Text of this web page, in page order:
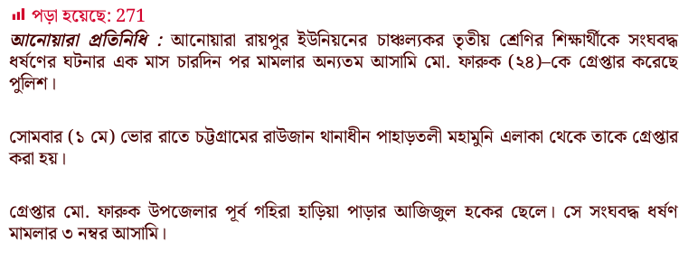
পড়া হয়েছে: 271
আনোয়ারা প্রতিনিধি :আনোয়ারা রায়পুর ইউনিয়নের চাঞ্চল্যকর তৃতীয় শ্রেণির শিক্ষার্থীকে সংঘবদ্ধ
ধর্ষণের ঘটনার এক মাস চারদিন পর মামলার অন্যতম আসামি মো. ফারুক (২৪)–কে গ্রেপ্তার করেছে
পুলিশ।
সোমবার (১ মে) ভোর রাতে চট্টগ্রামের রাউজান থানাধীন পাহাড়তলী মহামুনি এলাকা থেকে তাকে গ্রেপ্তার
করা হয়।
গ্রেপ্তার মো. ফারুক উপজেলার পূর্ব গহিরা হাড়িয়া পাড়ার আজিজুল হকের ছেলে। সে সংঘবদ্ধ ধর্ষণ
মামলার ৩ নম্বর আসামি।